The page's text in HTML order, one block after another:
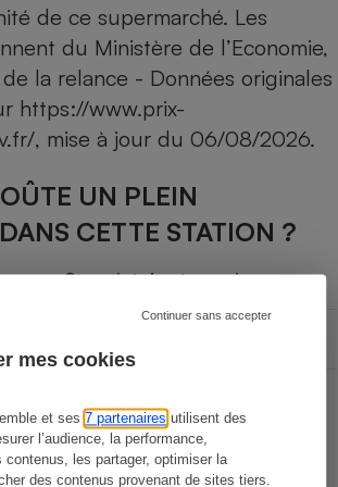
mes cookies
et ses7 partenaires utilisent des
l’audience, la performance,
contenus, les partager, optimiser la
des contenus provenant de sites tiers.
Continuer sans accepter
de ce supermarché. Les
du Ministère de l’Economie,
la relance - Données originales
https://www.prix-
, mise à jour du 06/08/2026.
UN PLEIN
CETTE STATION ?
Capacité du réservoir